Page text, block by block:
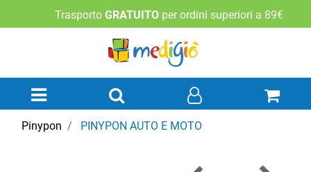
Trasporto GRATUITO per ordini superiori a 89€
Open menu
Pinypon PINYPON AUTO E MOTO